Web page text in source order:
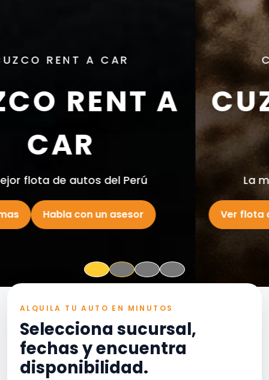
CUZCO RENT A CAR
CUZCO RENT A
ACAR
La mejor flota de autos del Perú
Ver flota completa Habla con un asesor
ALQUILA TU AUTO EN MINUTOS
Selecciona sucursal,
fechas y encuentra
disponibilidad.